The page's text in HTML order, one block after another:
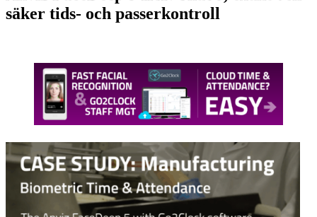
säker tids- och passerkontroll